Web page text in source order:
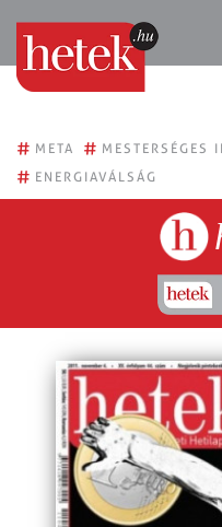
# META # MESTERSÉGES
# ENERGIAVÁLSÁG